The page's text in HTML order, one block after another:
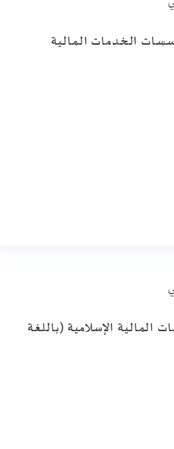
الخدمات المالية
الإسلامية (باللغة